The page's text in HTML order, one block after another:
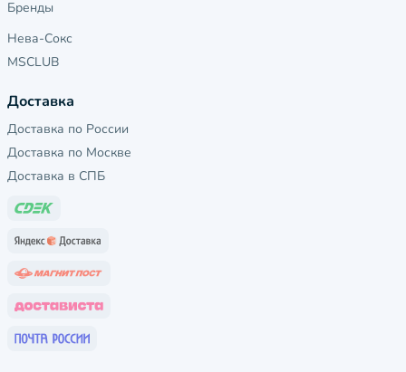
Бренды
Нева-Сокс
MSCLUB
Доставка
Доставка по России
Доставка по Москве
Доставка в СПБ